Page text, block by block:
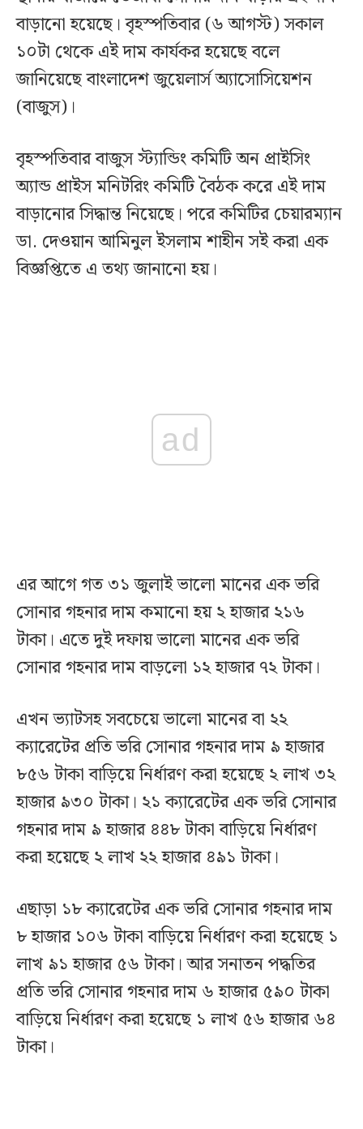
বাড়ানো হয়েছে। বৃহস্পতিবার (৬ আগস্ট) সকাল
১০টা থেকে এই দাম কার্যকর হয়েছে বলে
জানিয়েছে বাংলাদেশ জুয়েলার্স অ্যাসোসিয়েশন
(বাজুস)।
বৃহস্পতিবার বাজুস স্ট্যান্ডিং কমিটি অন প্রাইসিং
অ্যান্ড প্রাইস মনিটরিং কমিটি বৈঠক করে এই দাম
বাড়ানোর সিদ্ধান্ত নিয়েছে। পরে কমিটির চেয়ারম্যান
ডা. দেওয়ান আমিনুল ইসলাম শাহীন সই করা এক
বিজ্ঞপ্তিতে এ তথ্য জানানো হয়।
ad
এর আগে গত ৩১ জুলাই ভালো মানের এক ভরি
সোনার গহনার দাম কমানো হয় ২ হাজার ২১৬
টাকা। এতে দুই দফায় ভালো মানের এক ভরি
সোনার গহনার দাম বাড়লো ১২ হাজার ৭২ টাকা।
এখন ভ্যাটসহ সবচেয়ে ভালো মানের বা ২২
ক্যারেটের প্রতি ভরি সোনার গহনার দাম ৯ হাজার
৮৫৬ টাকা বাড়িয়ে নির্ধারণ করা হয়েছে ২ লাখ ৩২
হাজার ৯৩০ টাকা। ২১ ক্যারেটের এক ভরি সোনার
গহনার দাম ৯ হাজার ৪৪৮ টাকা বাড়িয়ে নির্ধারণ
করা হয়েছে ২ লাখ ২২ হাজার ৪৯১ টাকা।
এছাড়া ১৮ ক্যারেটের এক ভরি সোনার গহনার দাম
৮ হাজার ১০৬ টাকা বাড়িয়ে নির্ধারণ করা হয়েছে ১
লাখ ৯১ হাজার ৫৬ টাকা। আর সনাতন পদ্ধতির
প্রতি ভরি সোনার গহনার দাম ৬ হাজার ৫৯০ টাকা
বাড়িয়ে নির্ধারণ করা হয়েছে ১ লাখ ৫৬ হাজার ৬৪
টাকা।